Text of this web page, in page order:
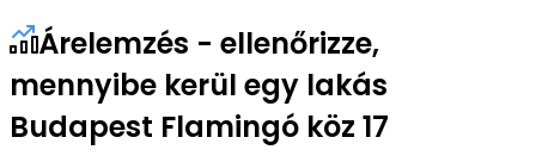
Árelemzés - ellenőrizze,
mennyibe kerül egy lakás
Budapest Flamingó köz 17